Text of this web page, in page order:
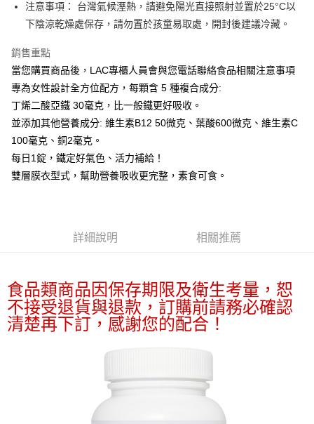
大哥付你分期
相關說明
1.本服務由台灣大哥大提供，台灣大哥大用戶可立即使用無須另外申請。
2.付款方式選擇「大哥付你分期」，訂單成立後會自動跳轉到大哥付的交易
流程，驗證手機門號後，選擇欲分期的期數、繳款截止日，確認付款後即完
成交易。
3.實際核准額度、可分期數及費用金額請依後續交易確認頁面所載為準。
4.訂單成立30分鐘內，如未前往確認交易或遇審核未通過，訂單將自動取
消。如遇「轉專審核」未通過狀況，表示未達大哥付你分期系統評分，恕無
法說明評估內容。
【繳款方式說明】
1.分期款項不併入電信帳單，「大哥付你分期」於每月結算日後寄送繳費提
2.基於同意付款使用「大哥付你分期」之契約關係目的，商店將以您的個人
資料（包含姓名、電話或地址）提供予台灣大哥大進項蒐集、處理及利用，
由本公司與您本人進行分期帳單所需資料之確認、核對及更正。
3.完整用戶服務條款，請詳閱以下連結：https://oppay.tw/userRule
AFTEE先享後付
相關說明
【關於「AFTEE先享後付」】
AFTEE先享後付是「在收到商品之後才付款」的支付方式。 讓您購物簡單
１．簡單：不需註冊會員、不需綁卡、不需儲值。
２．便利：只要手機號碼，簡訊認證，即可結帳。
３．安心：先確認商品／服務後，再付款。
【「AFTEE先享後付」結帳流程】
ATM／網路銀行／等多元方式進行付款，方視為交易完成。
※ 交易是否成功請以「AFTEE先享後付 」之結帳頁面顯示為準，若有關於
是否繳費成功／繳費後需取消欲退款等相關疑問，請聯繫「AFTEE先享後付
客戶支援中心」https://netprotections.freshdesk.com/support/home
１．透過由恩沛科技股份有限公司提供之「AFTEE先享後付」服務完成之交
權轉讓予恩沛科技股份有限公司。
２．關於個人資料處理事宜，請瀏覽以下網址：
https://aftee.tw/terms/#terms3
３．未成年的使用者請事先徵得法定代理人或監護人之同意方可使用
ATM付款
運送方式
付款後全家取貨
每筆NT$70，滿NT$899(含以上)免運費
京站台北店客服中心(1F星巴克旁) 即日起不提供京站紙袋，取件時
請自備購物袋，若需購買紙袋可現場詢問
免運費
注意事項： 台灣氣候溼熱，請避免陽光直接照射並置於25°C以
下陰涼乾燥處保存，請勿置於孩童易取處，開封後建議冷藏。
銷售重點
當您購買商品後，LAC專櫃人員會與您電話聯絡食品相關注意事項
專為女性設計全方位配方，每顆含 5 種複合成分:
丁烯二酸亞鐵 30毫克，比一般鐵更好吸收。
並添加其他營養成分: 維生素B12 50微克、葉酸600微克、維生素C
100毫克、銅2毫克。
每日1錠，鐵定好氣色、活力補給！
雙層膜衣型式，幫助營養吸收更完整，素食可食。
詳細說明 相關推薦
食品類商品因保存期限及衛生考量，恕
不接受退貨與退款，訂購前請務必確認
清楚再下訂，感謝您的配合！